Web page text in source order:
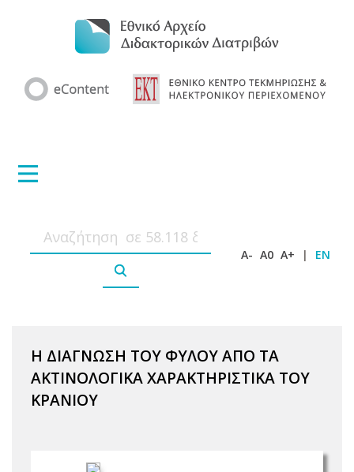
A- A0 A+ | EN
Η ΔΙΑΓΝΩΣΗ ΤΟΥ ΦΥΛΟΥ ΑΠΟ ΤΑ
ΑΚΤΙΝΟΛΟΓΙΚΑ ΧΑΡΑΚΤΗΡΙΣΤΙΚΑ ΤΟΥ
ΚΡΑΝΙΟΥ